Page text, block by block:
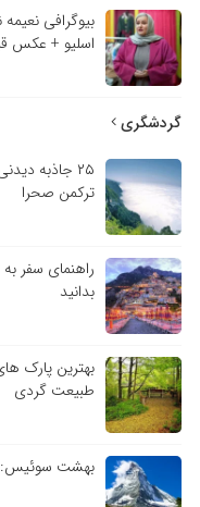
بیوگرافی
اسلیو + عکس
گردشگری
۲۵ جاذبه
ترکمن صحرا
راهنمای سفر به
بدانید
بهترین پارک
طبیعت گردی
بهشت سوئیس: کشف ۱۰ مکان